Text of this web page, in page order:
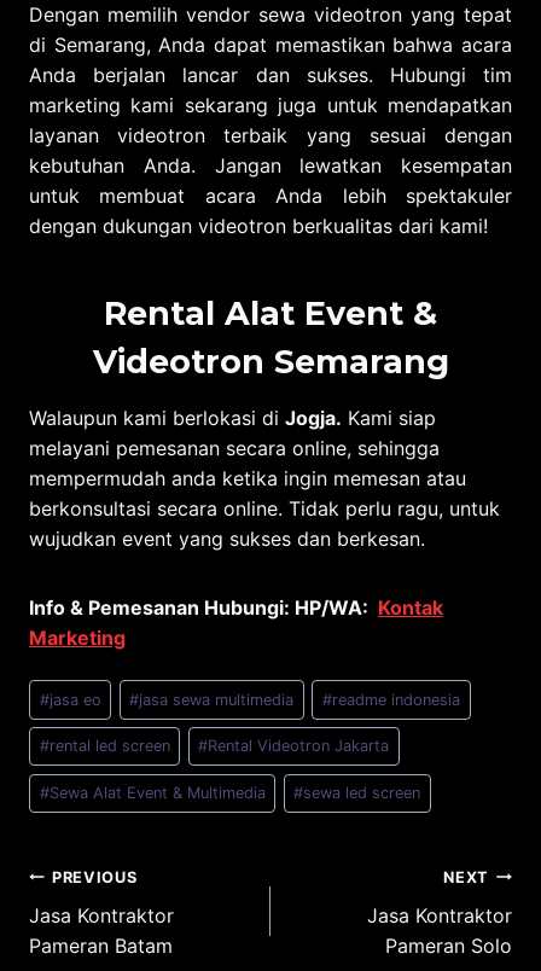
Dengan memilih vendor sewa videotron yang tepat
di Semarang, Anda dapat memastikan bahwa acara
Anda berjalan lancar dan sukses. Hubungi tim
marketing kami sekarang juga untuk mendapatkan
layanan videotron terbaik yang sesuai dengan
kebutuhan Anda. Jangan lewatkan kesempatan
untuk membuat acara Anda lebih spektakuler
dengan dukungan videotron berkualitas dari kami!
Rental Alat Event &
Videotron Semarang
Walaupun kami berlokasi di Jogja. Kami siap
melayani pemesanan secara online, sehingga
mempermudah anda ketika ingin memesan atau
berkonsultasi secara online. Tidak perlu ragu, untuk
wujudkan event yang sukses dan berkesan.
Info & Pemesanan Hubungi: HP/WA: Kontak
Marketing
Post
Tags:
#jasa eo #jasa sewa multimedia #readme indonesia
#rental led screen #Rental Videotron Jakarta
#Sewa Alat Event & Multimedia #sewa led screen
Post
navigation
PREVIOUS
Jasa Kontraktor
Pameran Batam
NEXT
Jasa Kontraktor
Pameran Solo